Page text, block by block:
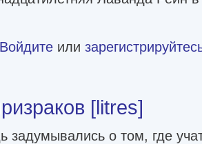
Рейн и лесной призрак [litres]
Войдите или
[litres]
задумывались о том, где